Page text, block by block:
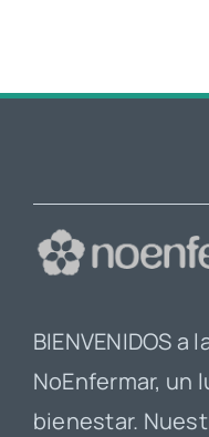
BIENVENIDOS a
NoEnfermar, un
bienestar.